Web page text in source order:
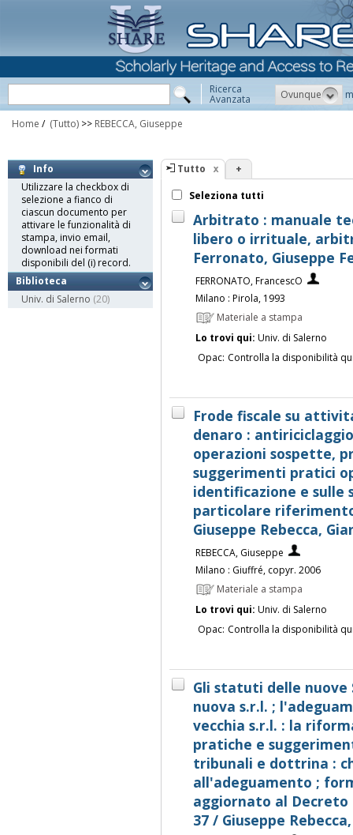
Ricerca
Avanzata Ovunque
Home / (Tutto) >> REBECCA, Giuseppe
Info
Utilizzare la checkbox di
selezione a fianco di
ciascun documento per
attivare le funzionalità di
stampa, invio email,
download nei formati
disponibili del (i) record.
Biblioteca
Univ. di Salerno (20)
Tutto +
Seleziona tutti
Arbitrato : manuale
libero o irrituale,
Ferronato, Giuseppe
FERRONATO, FrancescO
Milano : Pirola, 1993
Materiale a stampa
Lo trovi qui: Univ. di Salerno
Opac: Controlla la disponibilità
Frode fiscale su
denaro :
operazioni sospette,
suggerimenti pratici
identificazione e sulle
particolare
Giuseppe Rebecca,
REBECCA, Giuseppe
Milano : Giuffré, copyr. 2006
Materiale a stampa
Lo trovi qui: Univ. di Salerno
Opac: Controlla la disponibilità
Gli statuti delle
nuova s.r.l. ;
vecchia s.r.l. : la
pratiche e
tribunali e dottrina :
all'adeguamento ;
aggiornato al
37 / Giuseppe